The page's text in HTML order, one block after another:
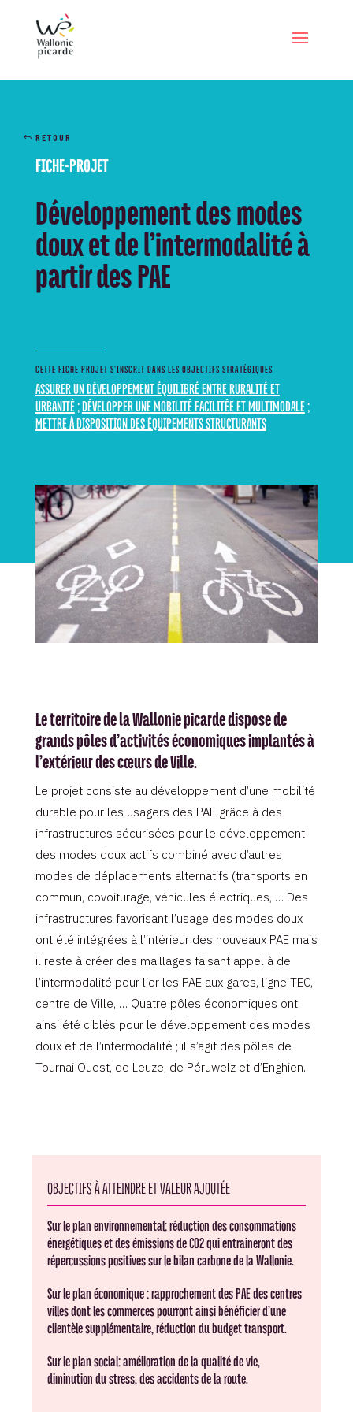
RETOUR
FICHE-PROJET
Développement des modes
doux et de l’intermodalité à
partir des PAE
CETTE FICHE PROJET S’INSCRIT DANS LES OBJECTIFS STRATÉGIQUES
ASSURER UN DÉVELOPPEMENT ÉQUILIBRÉ ENTRE RURALITÉ ET
URBANITÉ;DÉVELOPPER UNE MOBILITÉ FACILITÉE ET MULTIMODALE;
METTRE À DISPOSITION DES ÉQUIPEMENTS STRUCTURANTS
Le territoire de la Wallonie picarde dispose de
grands pôles d’activités économiques implantés à
l’extérieur des cœurs de Ville.
Le projet consiste au développement d’une mobilité
durable pour les usagers des PAE grâce à des
infrastructures sécurisées pour le développement
des modes doux actifs combiné avec d’autres
modes de déplacements alternatifs (transports en
commun, covoiturage, véhicules électriques, … Des
infrastructures favorisant l’usage des modes doux
ont été intégrées à l’intérieur des nouveaux PAE mais
il reste à créer des maillages faisant appel à de
l’intermodalité pour lier les PAE aux gares, ligne TEC,
centre de Ville, … Quatre pôles économiques ont
ainsi été ciblés pour le développement des modes
doux et de l’intermodalité ; il s’agit des pôles de
Tournai Ouest, de Leuze, de Péruwelz et d’Enghien.
OBJECTIFS À ATTEINDRE ET VALEUR AJOUTÉE
Sur le plan environnemental: réduction des consommations
énergétiques et des émissions de CO2 qui entraîneront des
répercussions positives sur le bilan carbone de la Wallonie.
Sur le plan économique : rapprochement des PAE des centres
villes dont les commerces pourront ainsi bénéficier d’une
clientèle supplémentaire, réduction du budget transport.
Sur le plan social: amélioration de la qualité de vie,
diminution du stress, des accidents de la route.